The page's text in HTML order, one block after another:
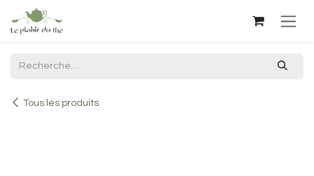
Se rendre au contenu
Tous les produits